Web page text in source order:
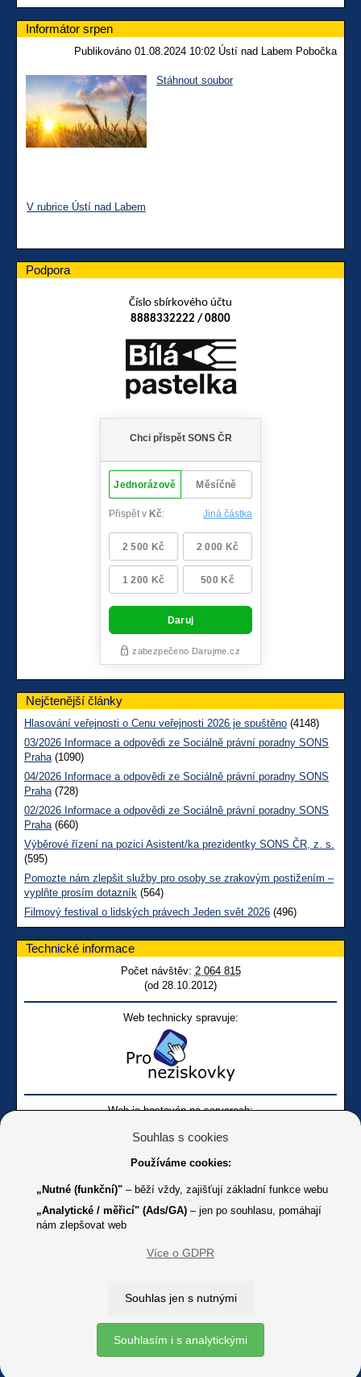
Informátor srpen
Publikováno 01.08.2024 10:02 Ústí nad Labem Pobočka
Stáhnout soubor
V rubrice Ústí nad Labem
Podpora
Číslo sbírkového účtu
8888332222 / 0800
Nejčtenější články
Hlasování veřejnosti o Cenu veřejnosti 2026 je spuštěno (4148)
03/2026 Informace a odpovědi ze Sociálně právní poradny SONS
Praha(1090)
04/2026 Informace a odpovědi ze Sociálně právní poradny SONS
Praha(728)
02/2026 Informace a odpovědi ze Sociálně právní poradny SONS
Praha(660)
Výběrové řízení na pozici Asistent/ka prezidentky SONS ČR, z. s.
(595)
Pomozte nám zlepšit služby pro osoby se zrakovým postižením –
vyplňte prosím dotazník (564)
Filmový festival o lidských právech Jeden svět 2026 (496)
Technické informace
Počet návštěv: 2 064 815
(od 28.10.2012)
Web technicky spravuje:
Web je hostován na serverech:
Online
Youtube SONS
K jakémukoliv užití textů a obrázků uvedených na tomto serveru je
Copyright © 2012 - 2026 SONS ČR, z. s.
Ochrana osobních údajů (GDPR)
Souhlas s cookies
Používáme cookies:
„Nutné (funkční)" – běží vždy, zajišťují základní funkce webu
„Analytické / měřicí" (Ads/GA) – jen po souhlasu, pomáhají
nám zlepšovat web
Více o GDPR
Souhlas jen s nutnými
Souhlasím i s analytickými